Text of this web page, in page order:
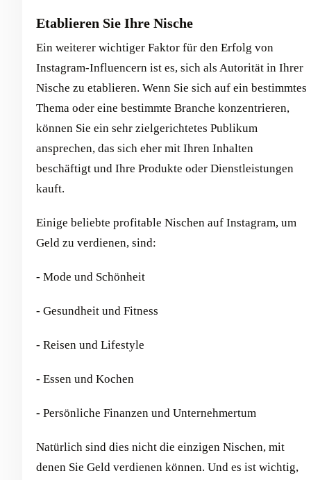
Etablieren Sie Ihre Nische
Ein weiterer wichtiger Faktor für den Erfolg von
Instagram-Influencern ist es, sich als Autorität in Ihrer
Nische zu etablieren. Wenn Sie sich auf ein bestimmtes
Thema oder eine bestimmte Branche konzentrieren,
können Sie ein sehr zielgerichtetes Publikum
ansprechen, das sich eher mit Ihren Inhalten
beschäftigt und Ihre Produkte oder Dienstleistungen
kauft.
Einige beliebte profitable Nischen auf Instagram, um
Geld zu verdienen, sind:
- Mode und Schönheit
- Gesundheit und Fitness
- Reisen und Lifestyle
- Essen und Kochen
- Persönliche Finanzen und Unternehmertum
Natürlich sind dies nicht die einzigen Nischen, mit
denen Sie Geld verdienen können. Und es ist wichtig,